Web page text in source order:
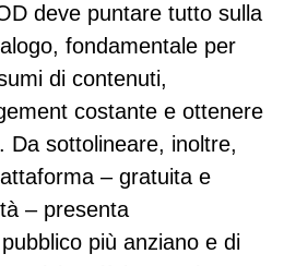
deve puntare tutto sulla
fondamentale per
di contenuti,
costante e ottenere
Da sottolineare, inoltre,
– gratuita e
– presenta
più anziano e di